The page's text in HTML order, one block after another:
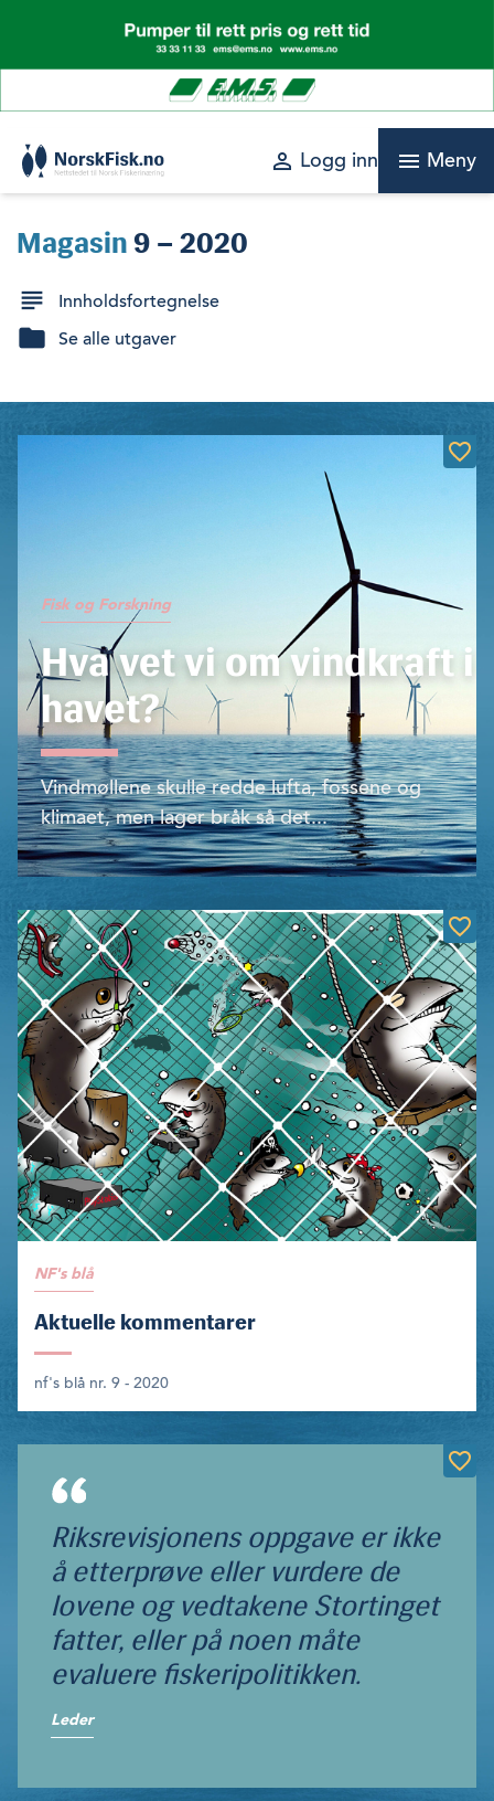
content
perm_identity Logg inn menu Meny
Magasin9 – 2020
Innholdsfortegnelse
Se alle utgaver
Fisk og Forskning
Hva vet vi om vindkraft i
havet?
Vindmøllene skulle redde lufta, fossene og
klimaet, men lager bråk så det...
NF's blå
Aktuelle kommentarer
nf's blå nr. 9 - 2020
Riksrevis­jonens oppgave er ikke
å etterprøve eller vurdere de
lovene og vedtakene Stortinget
fatter, eller på noen måte
evaluere fiskeripolitikken.
Leder